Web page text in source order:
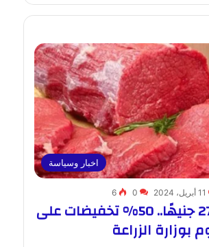
اخبار وسياسة
11 أبريل، 2024 0
6
البلدي بـ 270 جنيهًا.. 50% تخفيضات على
بوزارة الزراعة